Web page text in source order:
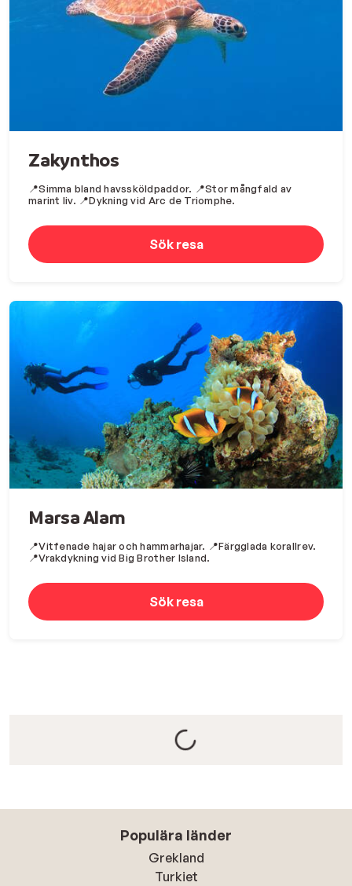
Zakynthos
📍Simma bland havssköldpaddor. 📍Stor mångfald av
marint liv. 📍Dykning vid Arc de Triomphe.
Sök resa
Marsa Alam
📍Vitfenade hajar och hammarhajar. 📍Färgglada korallrev.
📍Vrakdykning vid Big Brother Island.
Sök resa
Populära länder
Grekland
Turkiet